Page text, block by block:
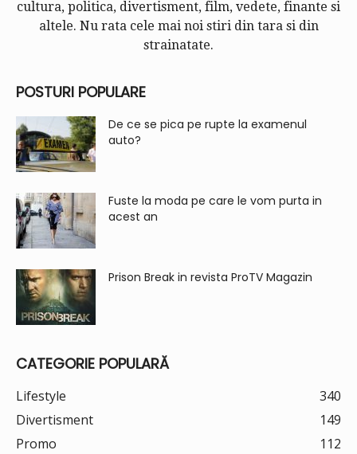
cultura, politica, divertisment, film, vedete, finante si
altele. Nu rata cele mai noi stiri din tara si din
strainatate.
POSTURI POPULARE
De ce se pica pe rupte la examenul
auto?
Fuste la moda pe care le vom purta in
acest an
Prison Break in revista ProTV Magazin
CATEGORIE POPULARĂ
Lifestyle
340
Divertisment
149
Promo
112